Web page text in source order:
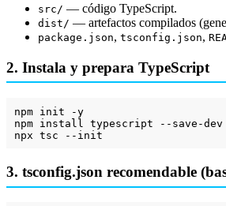
src/ — código TypeScript.
dist/ — artefactos compilados
package.json, tsconfig.json,
2. Instala y prepara TypeScript
npm init -y
npm install typescript --save-dev
npx tsc --init
3. tsconfig.json recomendable